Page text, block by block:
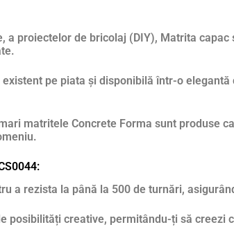
proiectelor de bricolaj (DIY), Matrita
pe piata și disponibilă într-o
matritele Concrete Forma sunt produse
a rezista la până la 500 de turnări,
posibilități creative, permitându-ți să